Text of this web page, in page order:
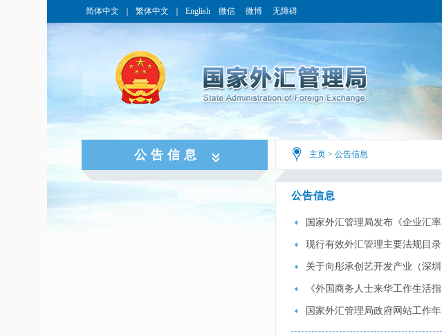
简体中文 繁体中文 English 微信 微博 无障碍
公告信息 主页 > 公告信息
公告信息
国家外汇管理局发布《企业汇
现行有效外汇管理主要法规目录
关于向彤承创艺开发产业（深
《外国商务人士来华工作生活
国家外汇管理局政府网站工作年